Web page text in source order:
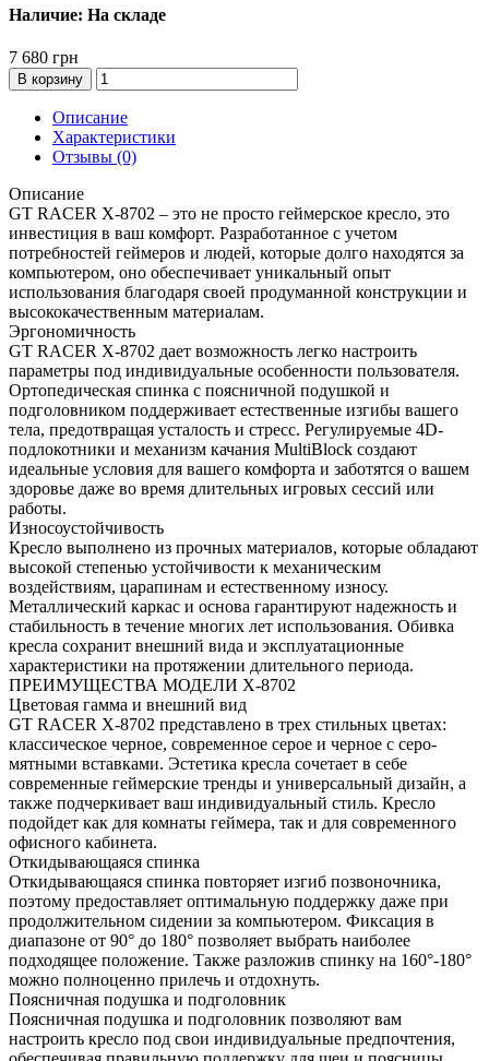
Наличие: На складе
7 680 грн
В корзину
Описание
Характеристики
Отзывы (0)
Описание
GT RACER X-8702 – это не просто геймерское кресло, это
инвестиция в ваш комфорт. Разработанное с учетом
потребностей геймеров и людей, которые долго находятся за
компьютером, оно обеспечивает уникальный опыт
использования благодаря своей продуманной конструкции и
высококачественным материалам.
Эргономичность
GT RACER X-8702 дает возможность легко настроить
параметры под индивидуальные особенности пользователя.
Ортопедическая спинка с поясничной подушкой и
подголовником поддерживает естественные изгибы вашего
тела, предотвращая усталость и стресс. Регулируемые 4D-
подлокотники и механизм качания MultiBlock создают
идеальные условия для вашего комфорта и заботятся о вашем
здоровье даже во время длительных игровых сессий или
работы.
Износоустойчивость
Кресло выполнено из прочных материалов, которые обладают
высокой степенью устойчивости к механическим
воздействиям, царапинам и естественному износу.
Металлический каркас и основа гарантируют надежность и
стабильность в течение многих лет использования. Обивка
кресла сохранит внешний вида и эксплуатационные
характеристики на протяжении длительного периода.
ПРЕИМУЩЕСТВА МОДЕЛИ X-8702
Цветовая гамма и внешний вид
GT RACER X-8702 представлено в трех стильных цветах:
классическое черное, современное серое и черное с серо-
мятными вставками. Эстетика кресла сочетает в себе
современные геймерские тренды и универсальный дизайн, а
также подчеркивает ваш индивидуальный стиль. Кресло
подойдет как для комнаты геймера, так и для современного
офисного кабинета.
Откидывающаяся спинка
Откидывающаяся спинка повторяет изгиб позвоночника,
поэтому предоставляет оптимальную поддержку даже при
продолжительном сидении за компьютером. Фиксация в
диапазоне от 90° до 180° позволяет выбрать наиболее
подходящее положение. Также разложив спинку на 160°-180°
можно полноценно прилечь и отдохнуть.
Поясничная подушка и подголовник
Поясничная подушка и подголовник позволяют вам
настроить кресло под свои индивидуальные предпочтения,